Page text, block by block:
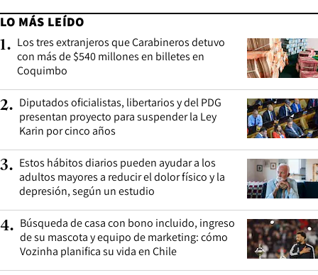
LO MÁS LEÍDO
1. Los tres extranjeros que Carabineros detuvo
con más de $540 millones en billetes en
Coquimbo
2. Diputados oficialistas, libertarios y del PDG
presentan proyecto para suspender la Ley
Karin por cinco años
3. Estos hábitos diarios pueden ayudar a los
adultos mayores a reducir el dolor físico y la
depresión, según un estudio
4. Búsqueda de casa con bono incluido, ingreso
de su mascota y equipo de marketing: cómo
Vozinha planifica su vida en Chile